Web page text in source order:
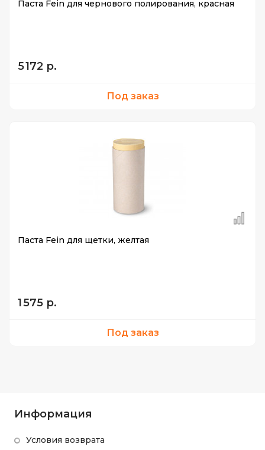
Паста Fein для чернового полирования, красная
5 172 р.
Под заказ
Паста Fein для щетки, желтая
1 575 р.
Под заказ
Информация
Условия возврата